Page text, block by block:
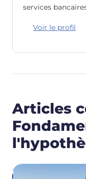
services
Voir le profil
Articles